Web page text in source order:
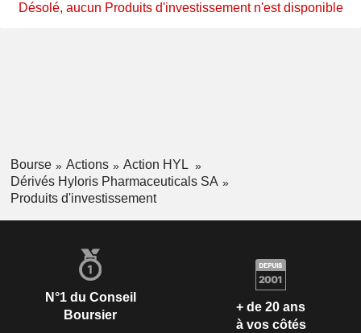
Désolé, aucun Produits d'investissement n'est disponible
Bourse Actions
Action HYL
Dérivés Hyloris Pharmaceuticals SA
Produits d'investissement
N°1 du Conseil
Boursier
+ de 20 ans
à vos côtés